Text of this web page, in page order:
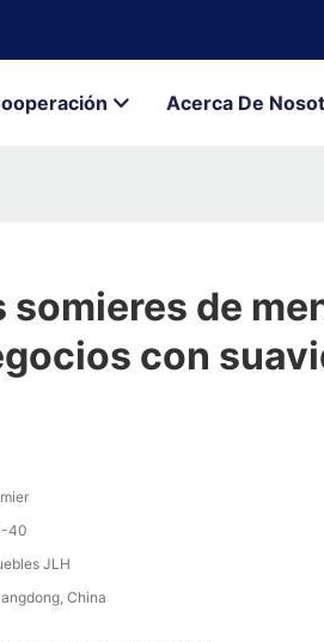
Acerca De
somieres de
con
40
JLH
China